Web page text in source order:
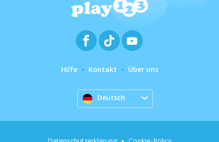
Hilfe Kontakt Über uns
Deutsch